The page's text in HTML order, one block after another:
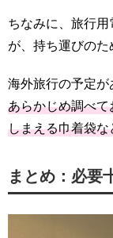
ちなみに、旅行
が、持ち運びのた
海外旅行の予定が
あらかじめ調べ
しまえる巾着袋
まとめ：必要